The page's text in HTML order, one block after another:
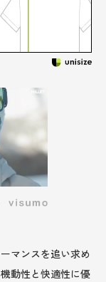
マンスを追い求め
動性と快適性に優